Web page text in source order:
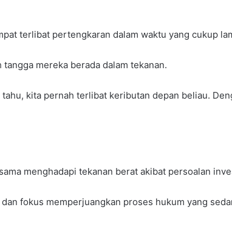
terlibat pertengkaran dalam waktu yang cukup
mereka berada dalam tekanan.
kita pernah terlibat keributan depan beliau.
menghadapi tekanan berat akibat persoalan
fokus memperjuangkan proses hukum yang